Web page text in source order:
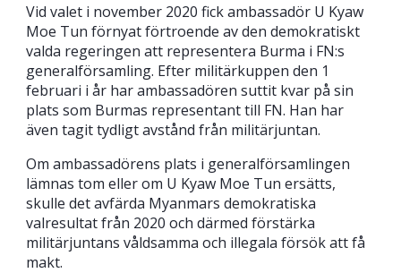
Vid valet i november 2020 fick ambassadör U Kyaw
Moe Tun förnyat förtroende av den demokratiskt
valda regeringen att representera Burma i FN:s
generalförsamling. Efter militärkuppen den 1
februari i år har ambassadören suttit kvar på sin
plats som Burmas representant till FN. Han har
även tagit tydligt avstånd från militärjuntan.
Om ambassadörens plats i generalförsamlingen
lämnas tom eller om U Kyaw Moe Tun ersätts,
skulle det avfärda Myanmars demokratiska
valresultat från 2020 och därmed förstärka
militärjuntans våldsamma och illegala försök att få
makt.